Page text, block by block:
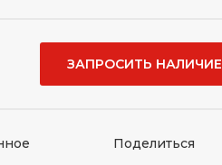
ЗАПРОСИТЬ НАЛИЧИЕ
Поделиться